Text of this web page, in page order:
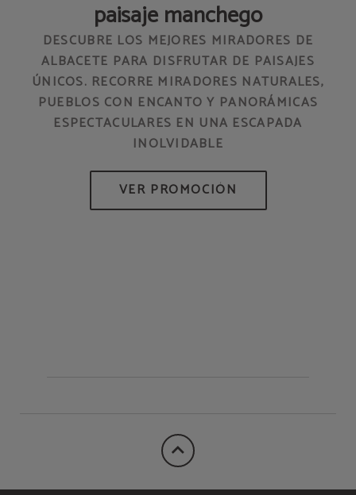
paisaje manchego
DESCUBRE LOS MEJORES MIRADORES DE
ALBACETE PARA DISFRUTAR DE PAISAJES
ÚNICOS. RECORRE MIRADORES NATURALES,
PUEBLOS CON ENCANTO Y PANORÁMICAS
ESPECTACULARES EN UNA ESCAPADA
INOLVIDABLE